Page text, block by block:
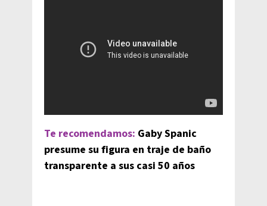
Te recomendamos: Gaby Spanic
presume su figura en traje de baño
transparente a sus casi 50 años